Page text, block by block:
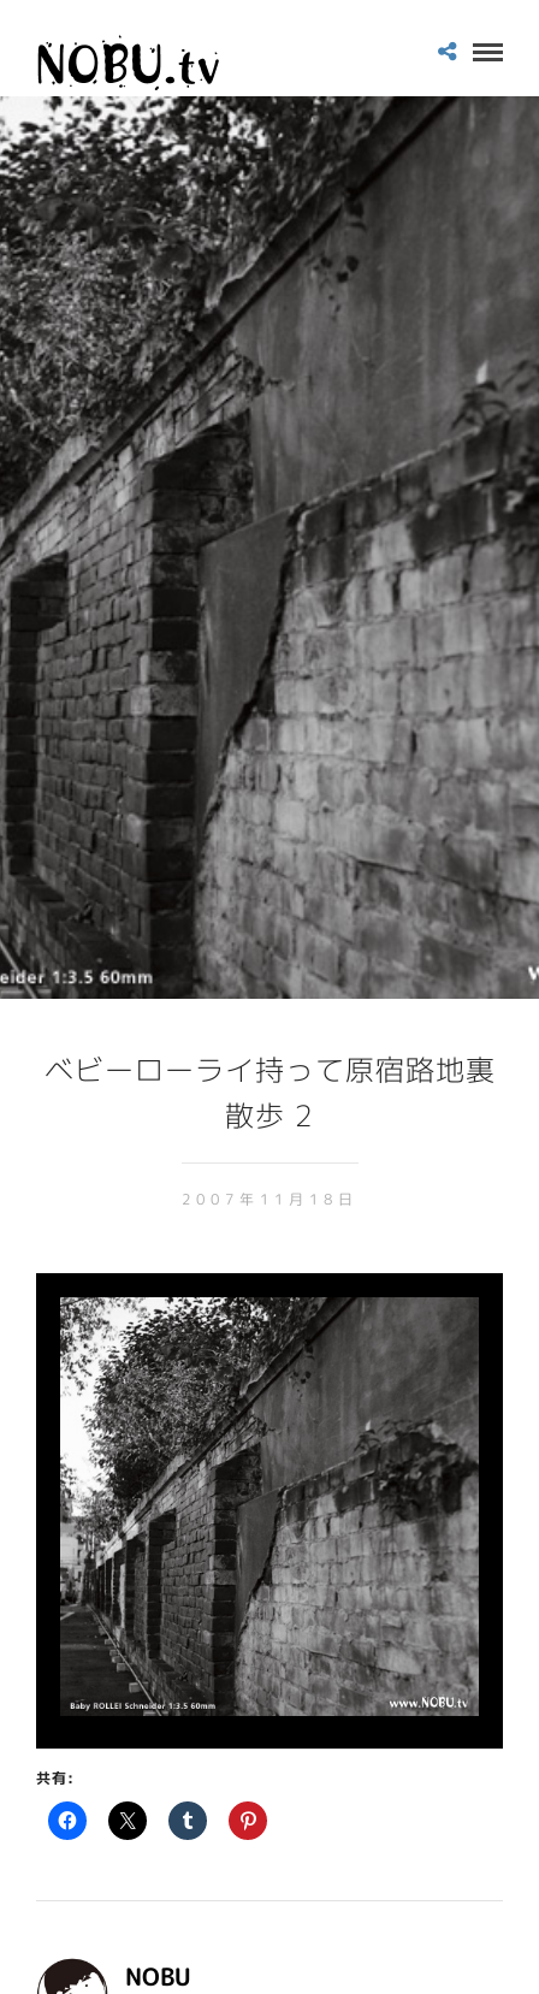
ベビーローライ持って原宿路地裏
散歩 2
2007年11月18日
共有:
NOBU